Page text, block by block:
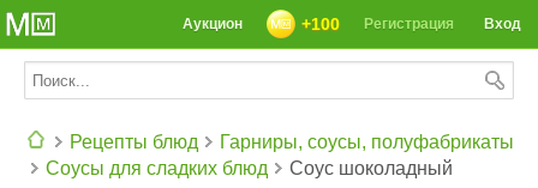
Вход
Регистрация
+100
Аукцион
Рецепты блюд
Гарниры, соусы, полуфабрикаты
Соусы для сладких блюд
Соус шоколадный